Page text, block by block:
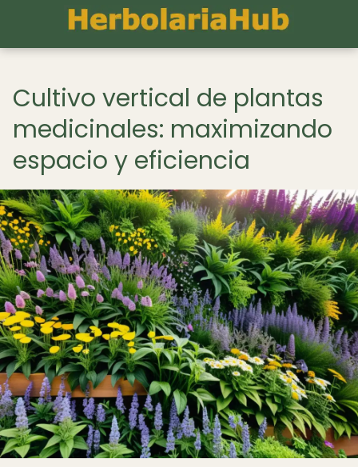
Cultivo vertical de plantas
medicinales: maximizando
espacio y eficiencia